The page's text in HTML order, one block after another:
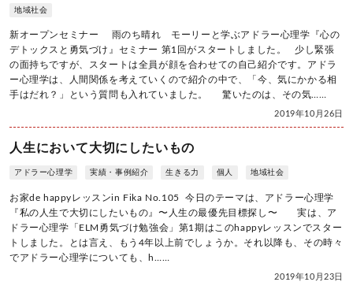
地域社会
新オープンセミナー 雨のち晴れ モーリーと学ぶアドラー心理学『心の
デトックスと勇気づけ』セミナー 第1回がスタートしました。 少し緊張
の面持ちですが、スタートは全員が顔を合わせての自己紹介です。アドラ
ー心理学は、人間関係を考えていくので紹介の中で、「今、気にかかる相
手はだれ？」という質問も入れていました。 驚いたのは、その気……
2019年10月26日
人生において大切にしたいもの
アドラー心理学 実績・事例紹介 生きる力 個人 地域社会
お家de happyレッスンin Fika No.105 今日のテーマは、アドラー心理学
『私の人生で大切にしたいもの』〜人生の最優先目標探し〜 実は、ア
ドラー心理学「ELM勇気づけ勉強会」第1期はこのhappyレッスンでスター
トしました。とは言え、もう4年以上前でしょうか。それ以降も、その時々
でアドラー心理学についても、h……
2019年10月23日